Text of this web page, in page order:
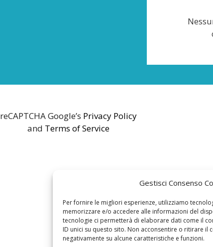
Gestisci Consenso
Per fornire le migliori esperienze, utilizziamo
memorizzare e/o accedere alle informazioni del
tecnologie ci permetterà di elaborare dati come il
ID unici su questo sito. Non acconsentire o ritirare il
negativamente su alcune caratteristiche e funzioni.
reCAPTCHA Google’s Privacy Policy
and Terms of Service